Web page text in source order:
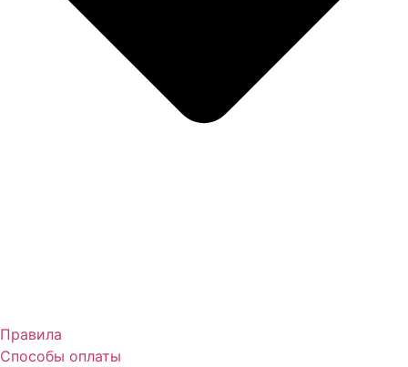
Правила
Способы оплаты